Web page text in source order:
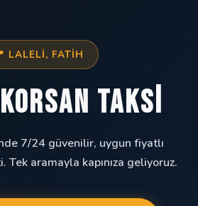
LALELI, FATIH
Taksi
7/24 güvenilir, uygun fiyatlı
Tek aramayla kapınıza geliyoruz.